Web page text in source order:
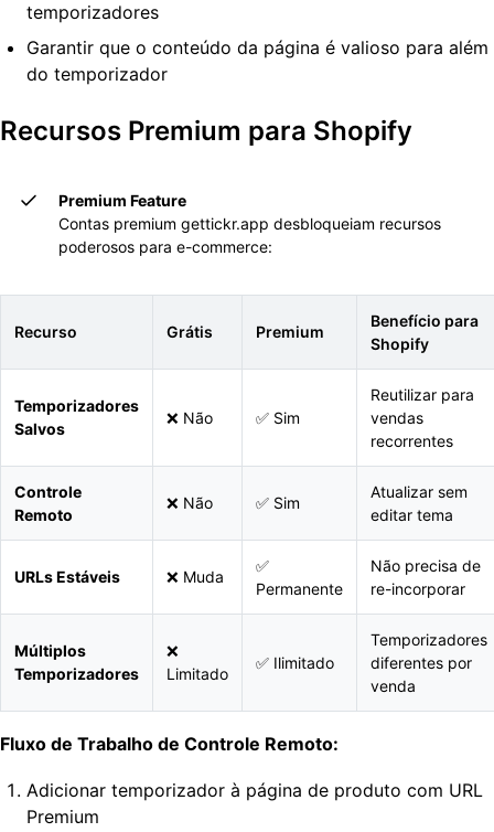
temporizadores
Garantir que o conteúdo da página é valioso para além
do temporizador
Recursos Premium para Shopify
Premium Feature
Contas premium gettickr.app desbloqueiam recursos
poderosos para e-commerce:
Recurso Grátis Premium
Benefício para
Shopify
Temporizadores
Salvos
❌ Não ✅ Sim
Reutilizar para
vendas
recorrentes
Controle
Remoto
❌ Não ✅ Sim
Atualizar sem
editar tema
URLs Estáveis ❌ Muda
✅
Permanente
Não precisa de
re-incorporar
Múltiplos
Temporizadores
❌
Limitado
✅ Ilimitado
Temporizadores
diferentes por
venda
Fluxo de Trabalho de Controle Remoto:
Adicionar temporizador à página de produto com URL
Premium